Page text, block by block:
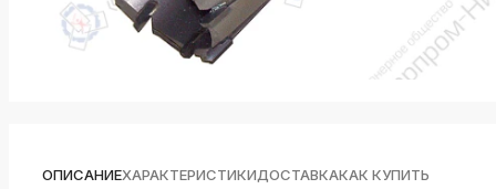
k
ksldkfjsdlfkjsls;ldfkgjsdl;kfkфыва
ОПИСАНИЕХАРАКТЕРИСТИКИДОСТАВКАКАК КУПИТЬ